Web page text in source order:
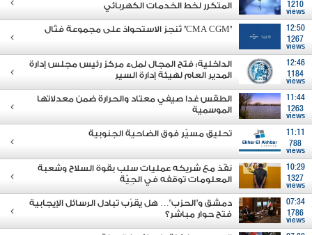
1210
views
المتكرر لخط الخدمات الكهربائي
12:50
1267
views
"CMA CGM" تُنجز الاستحواذ على مجموعة فتّال
12:46
1184
views
الداخلية: فتح المجال لملء مركز رئيس مجلس إدارة
المدير العام لهيئة إدارة السير
11:44
1263
views
الطقس غدا صيفي معتاد والحرارة ضمن معدلاتها
الموسمية
11:11
788
views
تحليق مسيّر فوق الضاحية الجنوبية
10:29
1327
views
نفّذ مع شريكه عمليات سلب بقوة السلاح وشعبة
المعلومات توقفه في الجِيّة
07:34
1786
views
دمشق و"الحزب"… هل يقرّب تبادل الرسائل الإيجابية
فتح حوار مباشر؟